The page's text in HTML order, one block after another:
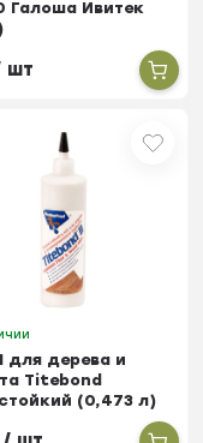
Галоша Ивитек
шт
для дерева и
Titebond
(0,473 л)